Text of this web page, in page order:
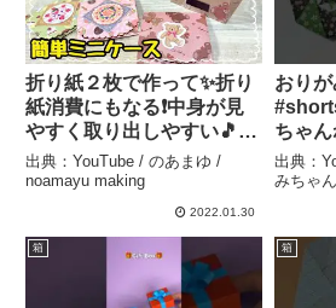
折り紙２枚で作って✨折り
紙消費にもなる❗️中身が見
やすく取り出しやすい🎵た
たんでコンパクトなミニケ
ース〜💕 – のあまゆ /
noamayu making
出典：YouTube / のあまゆ /
noamayu making
2022.01.30
おり
ちゃん
出典：
みちゃ
箱 箱